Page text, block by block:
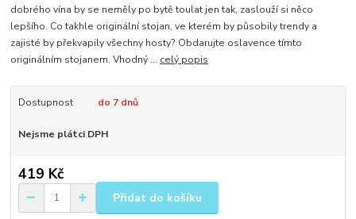
dobrého vína by se neměly po bytě toulat jen tak, zaslouží si něco
lepšího. Co takhle originální stojan, ve kterém by působily trendy a
zajisté by překvapily všechny hosty? Obdarujte oslavence tímto
originálním stojanem. Vhodný ... celý popis
Dostupnost do 7 dnů
Nejsme plátci DPH
419 Kč
Přidat do košíku